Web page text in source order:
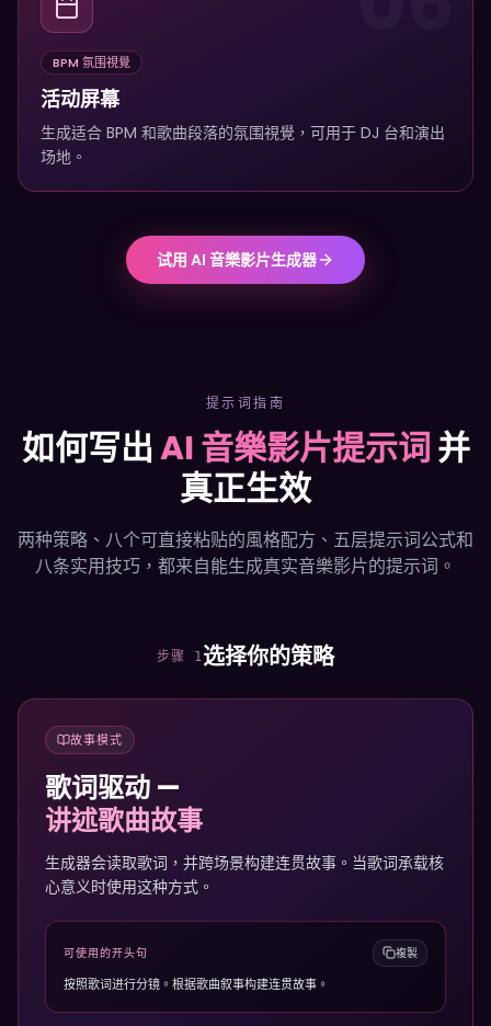
BPM 氛围視覺
活动屏幕
生成适合 BPM 和歌曲段落的氛围視覺，可用于 DJ 台和演出
场地。
试用 AI 音樂影片生成器
提示词指南
如何写出AI 音樂影片提示词并
真正生效
两种策略、八个可直接粘贴的風格配方、五层提示词公式和
八条实用技巧，都来自能生成真实音樂影片的提示词。
步骤 1 选择你的策略
故事模式
歌词驱动 —
讲述歌曲故事
生成器会读取歌词，并跨场景构建连贯故事。当歌词承载核
心意义时使用这种方式。
可使用的开头句 複製
按照歌词进行分镜。根据歌曲叙事构建连贯故事。